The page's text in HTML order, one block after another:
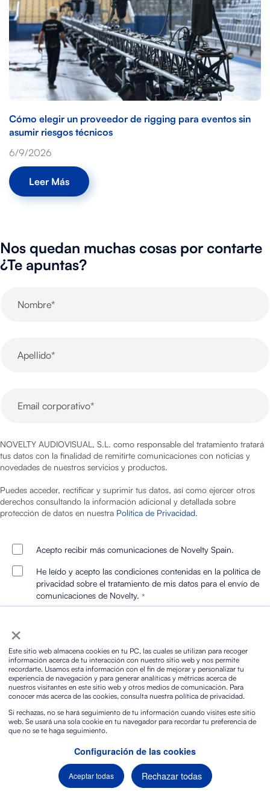
×
Este sitio web almacena cookies en tu PC, las cuales se utilizan para recoger
información acerca de tu interacción con nuestro sitio web y nos permite
recordarte. Usamos esta información con el fin de mejorar y personalizar tu
experiencia de navegación y para generar analíticas y métricas acerca de
nuestros visitantes en este sitio web y otros medios de comunicación. Para
conocer más acerca de las cookies, consulta nuestra política de privacidad.
Si rechazas, no se hará seguimiento de tu información cuando visites este sitio
web. Se usará una sola cookie en tu navegador para recordar tu preferencia de
que no se te haga seguimiento.
Configuración de las cookies
Aceptar todas Rechazar todas
Cómo elegir un proveedor de rigging para eventos sin
asumir riesgos técnicos
6/9/2026
Leer Más
Nos quedan muchas cosas por contarte
¿Te apuntas?
NOVELTY AUDIOVISUAL, S.L. como responsable del tratamiento tratará
tus datos con la finalidad de remitirte comunicaciones con noticias y
novedades de nuestros servicios y productos.
Puedes acceder, rectificar y suprimir tus datos, así como ejercer otros
derechos consultando la información adicional y detallada sobre
protección de datos en nuestra Política de Privacidad.
Acepto recibir más comunicaciones de Novelty Spain.
He leído y acepto las condiciones contenidas en la política de
privacidad sobre el tratamiento de mis datos para el envío de
comunicaciones de Novelty. *
Nos quedan muchas cosas por
contarte
¿Te apuntas?